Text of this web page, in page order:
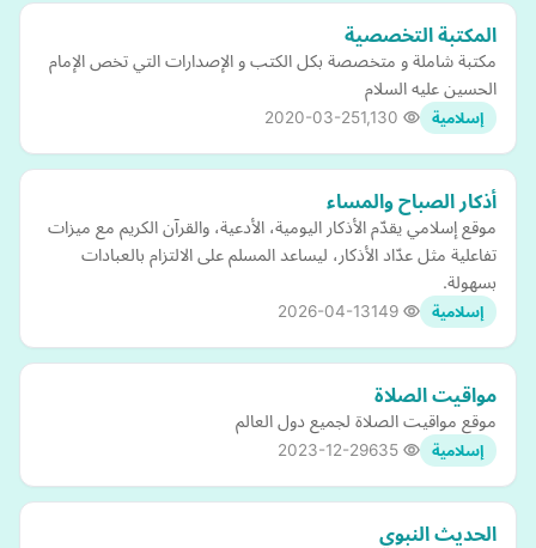
المكتبة التخصصية
مكتبة شاملة و متخصصة بكل الكتب و الإصدارات التي تخص الإمام
الحسين عليه السلام
إسلامية 2020-03-25
أذكار الصباح والمساء
موقع إسلامي يقدّم الأذكار اليومية، الأدعية، والقرآن الكريم مع ميزات
تفاعلية مثل عدّاد الأذكار، ليساعد المسلم على الالتزام بالعبادات
بسهولة.
إسلامية 2026-04-13
مواقيت الصلاة
موقع مواقيت الصلاة لجميع دول العالم
إسلامية 2023-12-29
الحديث النبوي